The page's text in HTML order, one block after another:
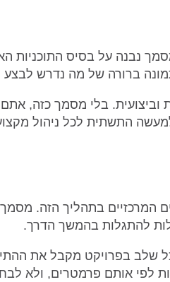
נבנה על בסיס התוכניות
ברורה של מה נדרש לבצע
בלי מסמך כזה,
התשתית לכל ניהול
המרכזיים בתהליך הזה.
להתגלות בהמשך הדרך.
שלב בפרויקט מקבל את
לפי אותם פרמטרים, ולא